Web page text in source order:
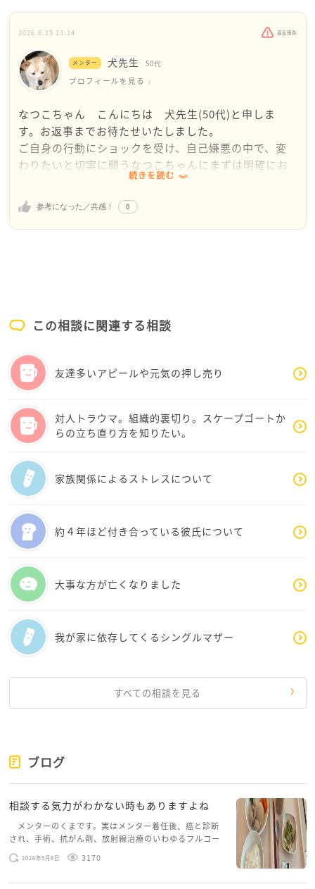
2026.6.15 13:24 違反報告
メンター 犬先生 50代
プロフィールを見る
なつこちゃん こんにちは 犬先生(50代)と申しま
す。お返事までお待たせいたしました。
ご自身の行動にショックを受け、自己嫌悪の中で、変
わりたいと切実に願うなつこちゃんにまずは明確にお
「あなたに救いは、絶対にあります。」
自分の行為を誤魔化さず、モラハラやDVに直面する行
動だと自覚し、お相手の悲しそうな顔に胸を痛めて猛
ら目を背けず、こうして「誰か知恵を貸してくださ
い」と助けを求められているあなたは、自分の力で変
と感じました。真面目で優しい女性なのですね。
職場や友人関係では理性を保てるあなたですから、大
ツ（仕組み）さえ掴めば、必ず穏やかな関係を築き直
せますよ。
不満はためずに早めに言葉にしてみる。カッとなりそ
うならその場を一度離れてみるのも方法です。もうひ
みるといいかもしれませんね。
自分を責め続けて心をすり減らすのは、もう終わりに
しましょう。
続きを読む
参考になった／共感！ 0
この相談に関連する相談
友達多いアピールや元気の押し売り
対人トラウマ。組織的裏切り。スケープゴートか
らの立ち直り方を知りたい。
家族関係によるストレスについて
約４年ほど付き合っている彼氏について
大事な方が亡くなりました
我が家に依存してくるシングルマザー
すべての相談を見る
ブログ
相談する気力がわかない時もありますよね
メンターのくまです。実はメンター着任後、癌と診断
され、手術、抗がん剤、放射線治療のいわゆるフルコー
スを体験していて、しばらくメンターカフェに来られて
いませんでした。体力だけでなく、気力も落ちパソコン
2026年5月8日 3170